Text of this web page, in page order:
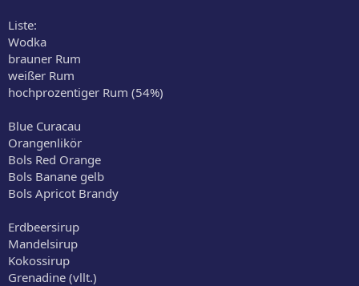
Liste:
Wodka
brauner Rum
weißer Rum
hochprozentiger Rum (54%)
Blue Curacau
Orangenlikör
Bols Red Orange
Bols Banane gelb
Bols Apricot Brandy
Erdbeersirup
Mandelsirup
Kokossirup
Grenadine (vllt.)